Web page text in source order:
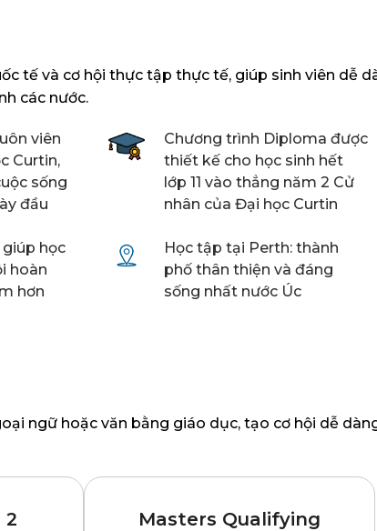
tế và cơ hội thực tập thực tế, giúp sinh viên dễ
các nước.
viên
Curtin,
sống
đầu
Chương trình Diploma được
thiết kế cho học sinh hết
lớp 11 vào thẳng năm 2 Cử
nhân của Đại học Curtin
học
hoàn
hơn
Học tập tại Perth: thành
phố thân thiện và đáng
sống nhất nước Úc
ngữ hoặc văn bằng giáo dục, tạo cơ hội dễ
2
Masters Qualifying